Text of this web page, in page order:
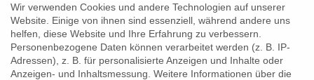
info@erfolgreich-events.de
+4940 46 777 230
Wir verwenden Cookies und andere Technologien auf unserer
Website. Einige von ihnen sind essenziell, während andere uns
helfen, diese Website und Ihre Erfahrung zu verbessern.
Personenbezogene Daten können verarbeitet werden (z. B. IP-
Adressen), z. B. für personalisierte Anzeigen und Inhalte oder
Anzeigen- und Inhaltsmessung. Weitere Informationen über die